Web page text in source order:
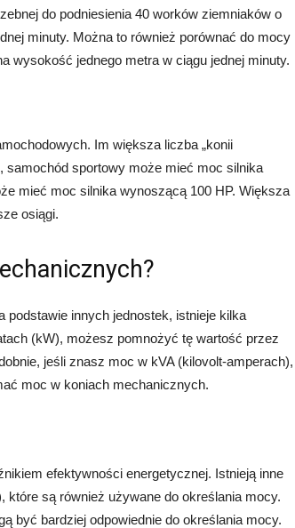
do podniesienia 40 worków ziemniaków o
minuty. Można to również porównać do mocy
wysokość jednego metra w ciągu jednej minuty.
Im większa liczba „konii
samochód sportowy może mieć moc silnika
mieć moc silnika wynoszącą 100 HP. Większa
osiągi.
innych jednostek, istnieje kilka
(kW), możesz pomnożyć tę wartość przez
jeśli znasz moc w kVA (kilovolt-amperach),
moc w koniach mechanicznych.
efektywności energetycznej. Istnieją inne
które są również używane do określania mocy.
być bardziej odpowiednie do określania mocy.